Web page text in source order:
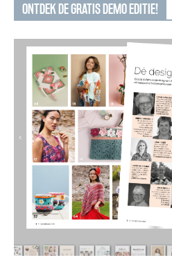
ONTDEK DE GRATIS DEMO EDITIE!